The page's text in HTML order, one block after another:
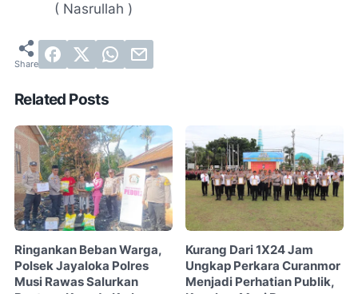
​ ( Nasrullah )
Related Posts
Ringankan Beban Warga,
Polsek Jayaloka Polres
Musi Rawas Salurkan
Kurang Dari 1X24 Jam
Ungkap Perkara Curanmor
Menjadi Perhatian Publik,